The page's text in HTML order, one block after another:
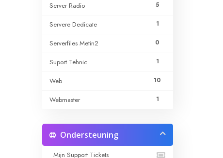
5
Server Radio
1
Servere Dedicate
0
Serverfiles Metin2
1
Suport Tehnic
10
Web
1
Webmaster
Ondersteuning
Mijn Support Tickets